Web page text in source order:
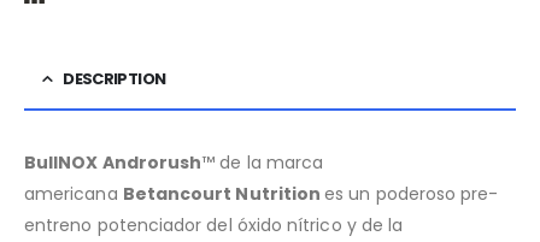
DESCRIPTION
BullNOX Androrush™ de la marca
americana Betancourt Nutritiones un poderoso pre-
entreno potenciador del óxido nítrico y de la